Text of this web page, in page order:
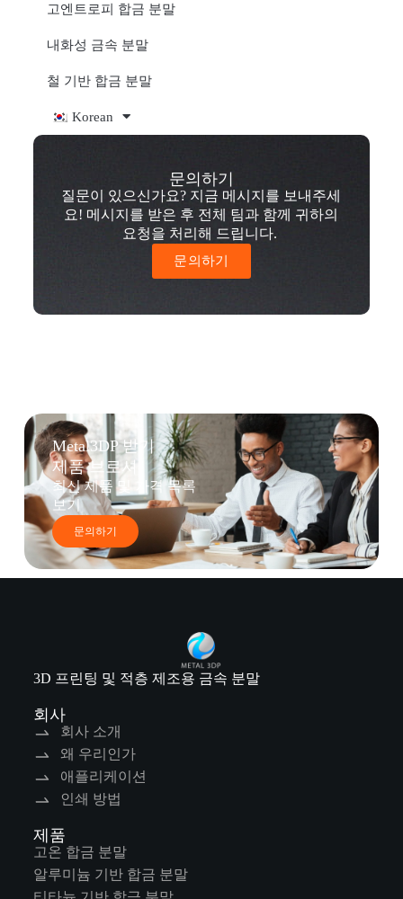
고엔트로피 합금 분말
내화성 금속 분말
철 기반 합금 분말
Korean
문의하기
질문이 있으신가요? 지금 메시지를 보내주세
요! 메시지를 받은 후 전체 팀과 함께 귀하의
요청을 처리해 드립니다.
문의하기
Metal3DP 받기
제품 브로셔
최신 제품 및 가격 목록
보기
문의하기
3D 프린팅 및 적층 제조용 금속 분말
회사
회사 소개
왜 우리인가
애플리케이션
인쇄 방법
제품
고온 합금 분말
알루미늄 기반 합금 분말